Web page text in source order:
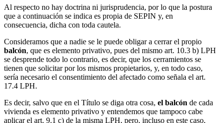
Al respecto no hay doctrina ni jurisprudencia, por lo que la postura
que a continuación se indica es propia de SEPIN y, en
consecuencia, dicha con toda cautela.
Consideramos que a nadie se le puede obligar a cerrar el propio
balcón, que es elemento privativo, pues del mismo art. 10.3 b) LPH
se desprende todo lo contrario, es decir, que los cerramientos se
tienen que solicitar por los mismos propietarios, y, en todo caso,
sería necesario el consentimiento del afectado como señala el art.
17.4 LPH.
Es decir, salvo que en el Título se diga otra cosa, el balcón de cada
vivienda es elemento privativo y entendemos que tampoco cabe
aplicar el art. 9.1 c) de la misma LPH, pero, incluso en este caso,